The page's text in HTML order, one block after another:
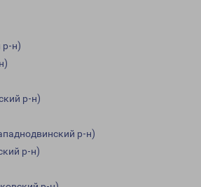
р-н)
р-н)
р-н)
р-н)